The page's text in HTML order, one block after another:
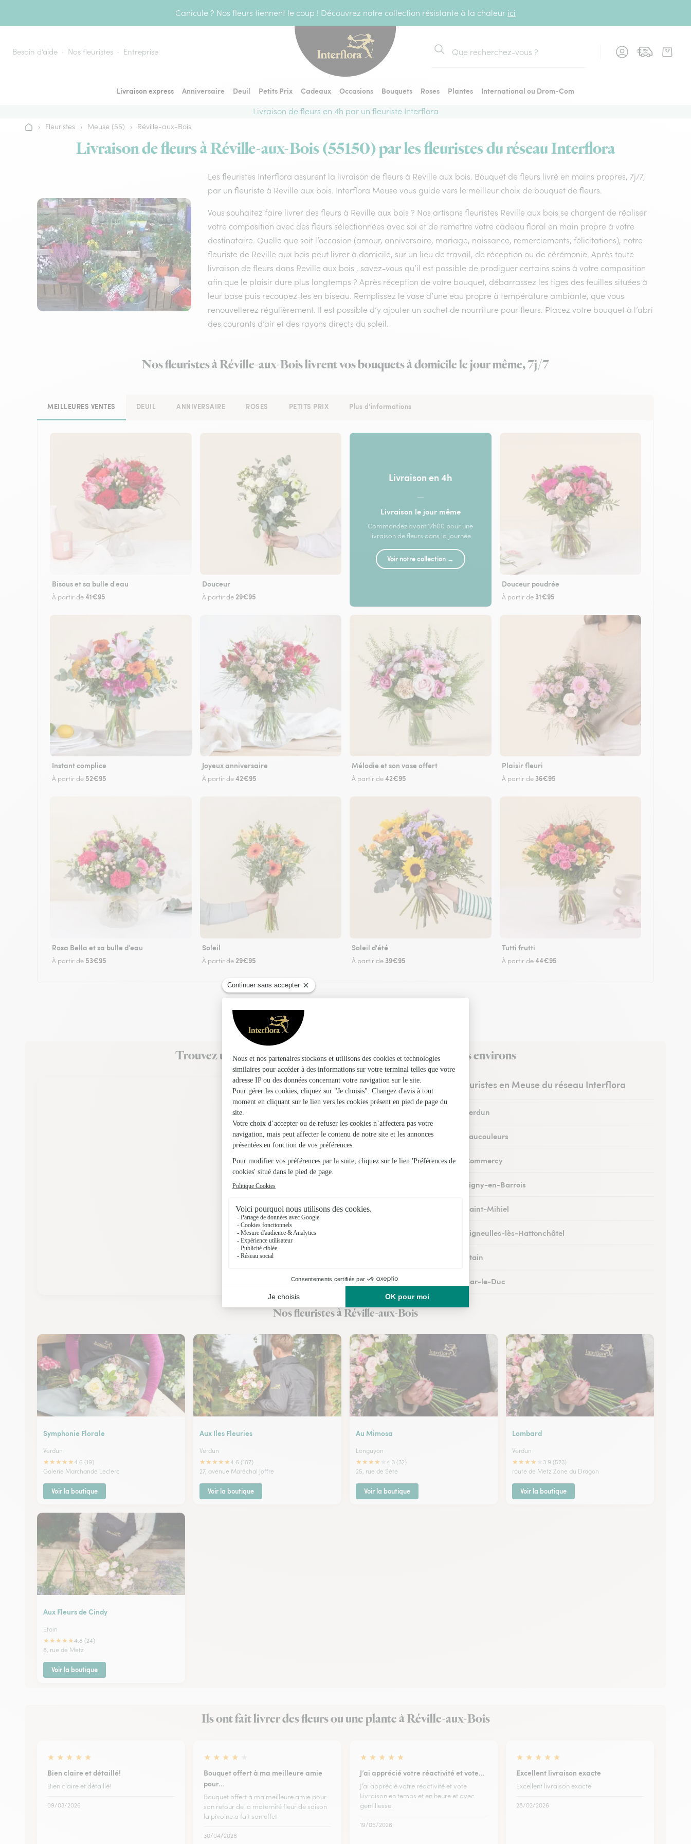
Canicule ? Nos fleurs tiennent le coup ! Découvrez notre collection résistante à la chaleur ici
Besoin d’aide Nos fleuristes Entreprise
Rechercher
Livraison express Anniversaire Deuil Petits Prix Cadeaux Occasions Bouquets Roses Plantes
International ou Drom-Com
Livraison de fleurs en 4h par un fleuriste Interflora
Accueil
› Fleuristes › Meuse (55) › Réville-aux-Bois
Livraison de fleurs à Réville-aux-Bois (55150) par les fleuristes du réseau Interflora
Les fleuristes Interflora assurent la livraison de fleurs à Reville aux bois. Bouquet de fleurs livré en mains propres, 7j/7,
par un fleuriste à Reville aux bois. Interflora Meuse vous guide vers le meilleur choix de bouquet de fleurs.
Vous souhaitez faire livrer des fleurs à Reville aux bois ? Nos artisans fleuristes Reville aux bois se chargent de réaliser
votre composition avec des fleurs sélectionnées avec soi et de remettre votre cadeau floral en main propre à votre
destinataire. Quelle que soit l’occasion (amour, anniversaire, mariage, naissance, remerciements, félicitations), notre
fleuriste de Reville aux bois peut livrer à domicile, sur un lieu de travail, de réception ou de cérémonie. Après toute
livraison de fleurs dans Reville aux bois , savez-vous qu’il est possible de prodiguer certains soins à votre composition
afin que le plaisir dure plus longtemps ? Après réception de votre bouquet, débarrassez les tiges des feuilles situées à
leur base puis recoupez-les en biseau. Remplissez le vase d’une eau propre à température ambiante, que vous
renouvellerez régulièrement. Il est possible d’y ajouter un sachet de nourriture pour fleurs. Placez votre bouquet à l’abri
des courants d’air et des rayons directs du soleil.
Nos fleuristes à Réville-aux-Bois livrent vos bouquets à domicile le jour même, 7j/7
MEILLEURES VENTES DEUIL ANNIVERSAIRE ROSES PETITS PRIX Plus d'informations
Bisous et sa bulle d'eau
À partir de41€95
Douceur
À partir de 29€95
Livraison en 4h
—
Livraison le jour même
Commandez avant 17h00 pour une
livraison de fleurs dans la journée
Voir notre collection →
Douceur poudrée
À partir de 31€95
Instant complice
À partir de 52€95
Joyeux anniversaire
À partir de42€95
Mélodie et son vase offert
À partir de42€95
Plaisir fleuri
À partir de 36€95
Rosa Bella et sa bulle d'eau
À partir de 53€95
Soleil
À partir de 29€95
Soleil d'été
À partir de 39€95
Tutti frutti
À partir de44€95
Trouvez un fleuriste Interflora à Réville-aux-Bois et dans ses environs
Les fleuristes en Meuse du réseau Interflora
Fleuristes à Verdun
Fleuristes à Vaucouleurs
Fleuristes à Commercy
Fleuristes à Ligny-en-Barrois
Fleuristes à Saint-Mihiel
Fleuristes à Vigneulles-lès-Hattonchâtel
Fleuristes à Étain
Fleuristes à Bar-le-Duc
Fleuristes à Revigny-sur-Ornain
Nos fleuristes à Réville-aux-Bois
Symphonie Florale
Verdun
★★★★★4.6 (19)
Galerie Marchande Leclerc
Voir la boutique
Aux Iles Fleuries
Verdun
★★★★★4.6 (187)
27, avenue Maréchal Joffre
Voir la boutique
Au Mimosa
Longuyon
★★★★
4.3 (32)
25, rue de Sète
Voir la boutique
Lombard
Verdun
★★★★
3.9 (523)
route de Metz Zone du Dragon
Voir la boutique
Aux Fleurs de Cindy
Etain
★★★★★4.8 (24)
8, rue de Metz
Voir la boutique
Ils ont fait livrer des fleurs ou une plante à Réville-aux-Bois
★ ★ ★ ★ ★
Bien claire et détaillé!
Bien claire et détaillé!
09/03/2026
★ ★ ★ ★
Bouquet offert à ma meilleure amie
pour…
Bouquet offert à ma meilleure amie pour
son retour de la maternité fleur de saison
la pivoine a fait son effet
30/04/2026
★ ★ ★ ★ ★
J’ai apprécié votre réactivité et vote…
J’ai apprécié votre réactivité et vote
Livraison en temps et en heure et avec
gentillesse.
19/05/2026
★ ★ ★ ★ ★
Excellent livraison exacte
Excellent livraison exacte
28/02/2026